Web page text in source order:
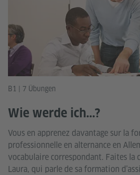
B1 | 7 Übungen
Wie werde ich...?
Vous en apprenez davantage sur la
professionnelle en alternance en
vocabulaire correspondant. Faites la
Laura, qui parle de sa formation